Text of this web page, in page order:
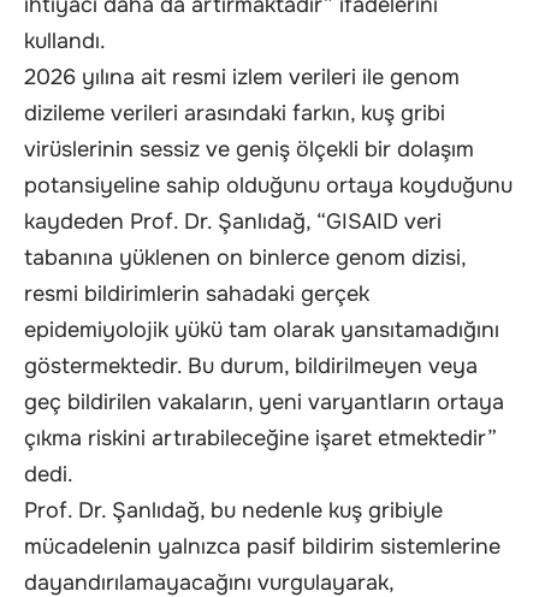
kullandı.
2026 yılına ait resmi izlem verileri ile genom
dizileme verileri arasındaki farkın, kuş gribi
virüslerinin sessiz ve geniş ölçekli bir dolaşım
potansiyeline sahip olduğunu ortaya koyduğunu
kaydeden Prof. Dr. Şanlıdağ, “GISAID veri
tabanına yüklenen on binlerce genom dizisi,
resmi bildirimlerin sahadaki gerçek
epidemiyolojik yükü tam olarak yansıtamadığını
göstermektedir. Bu durum, bildirilmeyen veya
geç bildirilen vakaların, yeni varyantların ortaya
çıkma riskini artırabileceğine işaret etmektedir”
dedi.
Prof. Dr. Şanlıdağ, bu nedenle kuş gribiyle
mücadelenin yalnızca pasif bildirim sistemlerine
dayandırılamayacağını vurgulayarak,